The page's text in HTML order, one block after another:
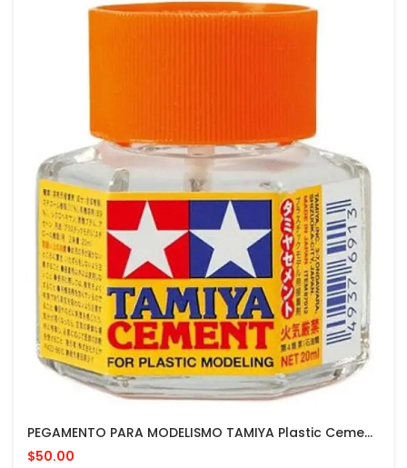
PEGAMENTO PARA MODELISMO TAMIYA Plastic Cement 20Ml - MADE IN JAPAN
$50.00